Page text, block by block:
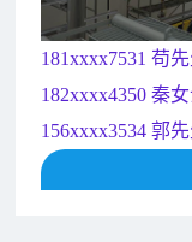
135xxxx6654 张
181xxxx7531 苟
182xxxx4350 秦
156xxxx3534 郭
192xxxx2920 周